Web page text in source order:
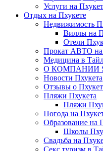
Услуги на
Отдых на Пхукете
Недвижимость
Виллы на
Отели
Прокат АВТО на
Медицина в
О КОМПАНИИ
Новости Пхукета
Отзывы о
Пляжи Пхукета
Пляжи
Погода на
Образование на
Школы
Свадьба на
Секс туризм в